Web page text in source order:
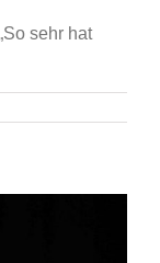
sehr hat